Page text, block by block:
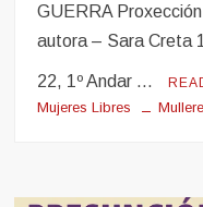
GUERRA
autora – Sara Creta
22, 1º Andar …
Mujeres Libres